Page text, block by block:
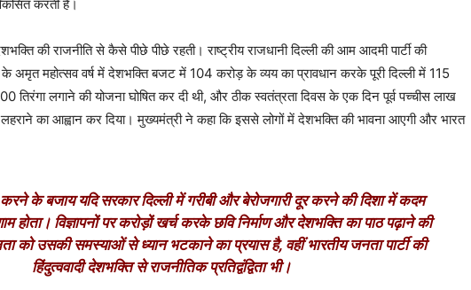
करती है।
की राजनीति से कैसे पीछे पीछे रहती। राष्ट्रीय राजधानी दिल्ली की आम आदमी पार्टी की
अमृत महोत्सव वर्ष में देशभक्ति बजट में 104 करोड़ के व्यय का प्रावधान करके पूरी दिल्ली में 115
लगाने की योजना घोषित कर दी थी, और ठीक स्वतंत्रता दिवस के एक दिन पूर्व पच्चीस लाख
लहराने का आह्वान कर दिया। मुख्यमंत्री ने कहा कि इससे लोगों में देशभक्ति की भावना आएगी और भारत
करने के बजाय यदि सरकार दिल्ली में गरीबी और बेरोजगारी दूर करने की दिशा में कदम
होता। विज्ञापनों पर करोड़ों खर्च करके छवि निर्माण और देशभक्ति का पाठ पढ़ाने की
को उसकी समस्याओं से ध्यान भटकाने का प्रयास है, वहीं भारतीय जनता पार्टी की
हिंदुत्ववादी देशभक्ति से राजनीतिक प्रतिद्वंद्विता भी।